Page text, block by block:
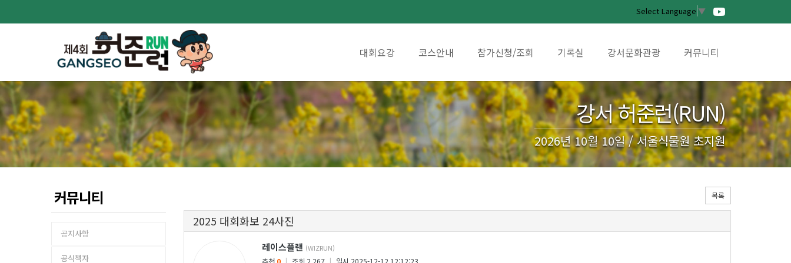
Select Language ▼
대회요강 코스안내 참가신청/조회 기록실 강서문화관광 커뮤니티
강서 허준런(RUN)
2026년 10월 10일 / 서울식물원 초지원
커뮤니티
공지사항
공식책자
목록
2025 대회화보 24사진
레이스플랜 (WIZRUN)
추천 0 | 조회 2,267 | 일시 2025-12-12 12:12:23